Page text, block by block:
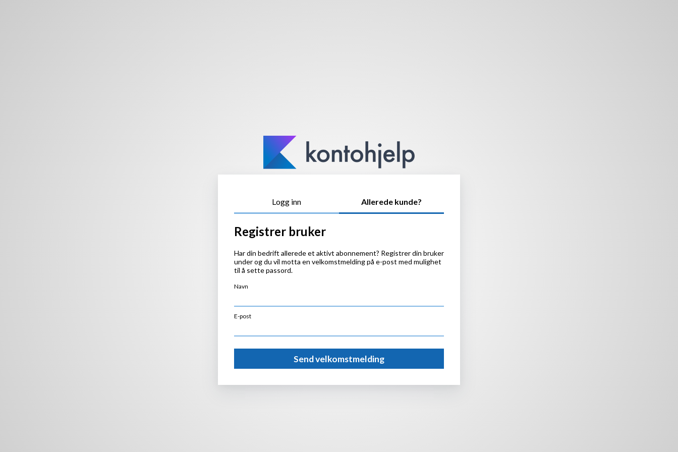
Logg inn Allerede kunde?
Registrer bruker
Har din bedrift allerede et aktivt abonnement? Registrer din bruker
under og du vil motta en velkomstmelding på e-post med mulighet
til å sette passord.
Navn
E-post
Send velkomstmelding